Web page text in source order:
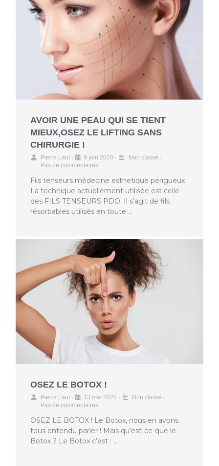
AVOIR UNE PEAU QUI SE TIENT
MIEUX,OSEZ LE LIFTING SANS
CHIRURGIE !
Pierre Laur • 9 juin 2020 • Non classé •
Pas de commentaires
Fils tenseurs médecine esthetique périgueux
La technique actuellement utilisée est celle
des FILS TENSEURS PDO. Il s’agit de fils
résorbables utilisés en toute …
OSEZ LE BOTOX !
Pierre Laur • 13 mai 2020 • Non classé •
Pas de commentaires
OSEZ LE BOTOX ! Le Botox, nous en avons
tous entendu parler ! Mais qu’est-ce-que le
Botox ? Le Botox c’est : …